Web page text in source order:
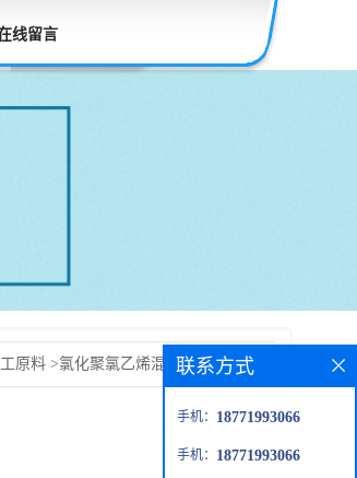
线留言
原料 >氯化聚氯乙烯混配料（CPVC混
联系方式
手机： 18771993066
手机： 18771993066